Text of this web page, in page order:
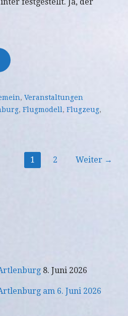
, Veranstaltungen
, Flugmodell , Flugzeug,
1 2 Weiter →
8. Juni 2026
am 6. Juni 2026